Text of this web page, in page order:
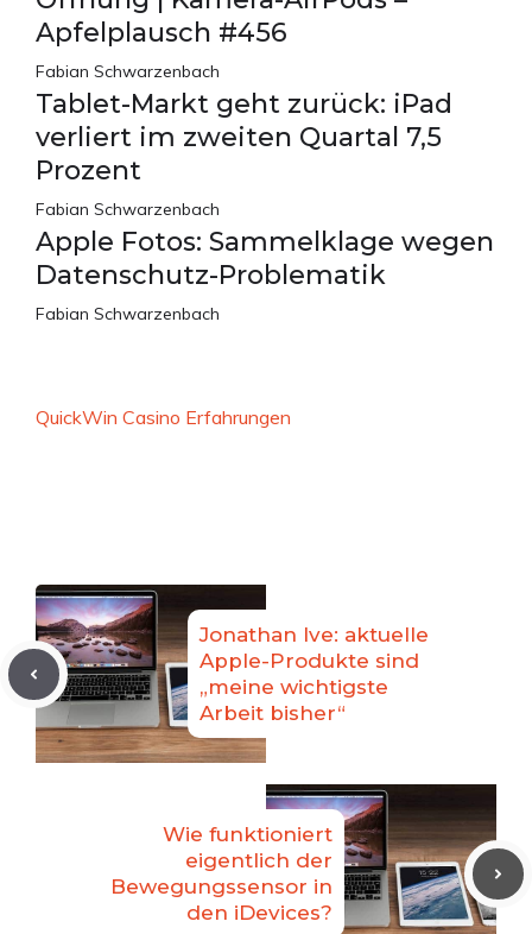
Apfelplausch #456
Fabian Schwarzenbach
Tablet-Markt geht zurück: iPad
verliert im zweiten Quartal 7,5
Prozent
Fabian Schwarzenbach
Apple Fotos: Sammelklage wegen
Datenschutz-Problematik
Fabian Schwarzenbach
QuickWin Casino Erfahrungen
Jonathan Ive: aktuelle
Apple-Produkte sind
„meine wichtigste
Arbeit bisher“
Wie funktioniert
eigentlich der
Bewegungssensor in
den iDevices?